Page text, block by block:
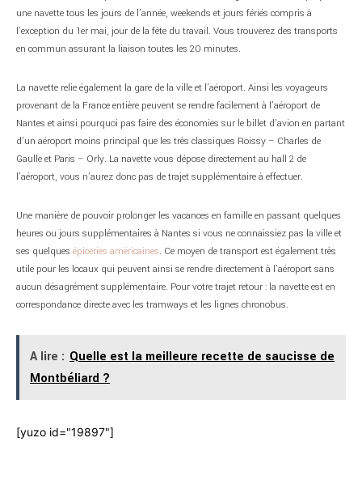
une navette tous les jours de l’année, weekends et jours fériés compris à
l’exception du 1er mai, jour de la fête du travail. Vous trouverez des transports
en commun assurant la liaison toutes les 20 minutes.
La navette relie également la gare de la ville et l’aéroport. Ainsi les voyageurs
provenant de la France entière peuvent se rendre facilement à l’aéroport de
Nantes et ainsi pourquoi pas faire des économies sur le billet d’avion en partant
d’un aéroport moins principal que les très classiques Roissy – Charles de
Gaulle et Paris – Orly. La navette vous dépose directement au hall 2 de
l’aéroport, vous n’aurez donc pas de trajet supplémentaire à effectuer.
Une manière de pouvoir prolonger les vacances en famille en passant quelques
heures ou jours supplémentaires à Nantes si vous ne connaissiez pas la ville et
ses quelques épiceries américaines. Ce moyen de transport est également très
utile pour les locaux qui peuvent ainsi se rendre directement à l’aéroport sans
aucun désagrément supplémentaire. Pour votre trajet retour : la navette est en
correspondance directe avec les tramways et les lignes chronobus.
A lire : Quelle est la meilleure recette de saucisse de
Montbéliard ?
[yuzo id="19897"]